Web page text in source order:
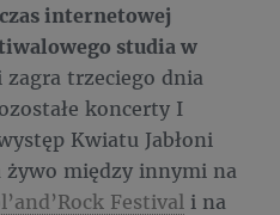
internetowej
studia w
zagra trzeciego dnia
koncerty I
Kwiatu Jabłoni
między innymi na
Festival i na